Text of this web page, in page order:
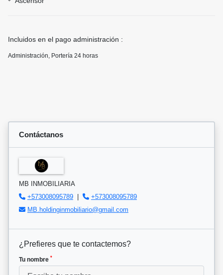
Incluidos en el pago administración :
Administración, Portería 24 horas
Contáctanos
MB INMOBILIARIA
+573008095789 |
+573008095789
MB.holdinginmobiliario@gmail.com
¿Prefieres que te contactemos?
Tu nombre *